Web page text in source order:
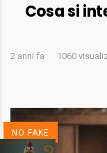
Cosa si
2 anni fa 1060
NO FAKE